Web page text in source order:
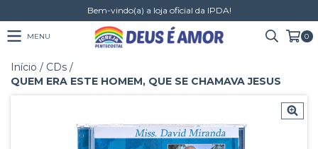
Bem-vindo(a) a loja oficial da IPDA!
MENU 0
Início / CDs /
QUEM ERA ESTE HOMEM, QUE SE CHAMAVA JESUS